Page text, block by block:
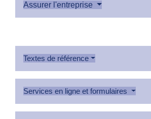
Assurer l'entreprise
Textes de référence
Services en ligne et formulaires